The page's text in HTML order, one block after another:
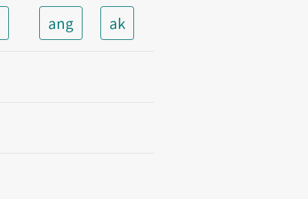
ang ak